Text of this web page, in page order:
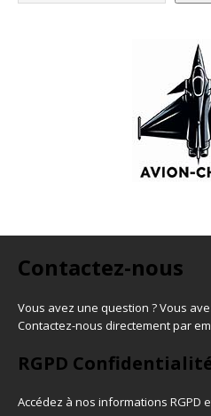
Contactez-nous
Vous avez une question ? Vous
Contactez-nous directement par
RGPD
Accédez à nos informations RGPD